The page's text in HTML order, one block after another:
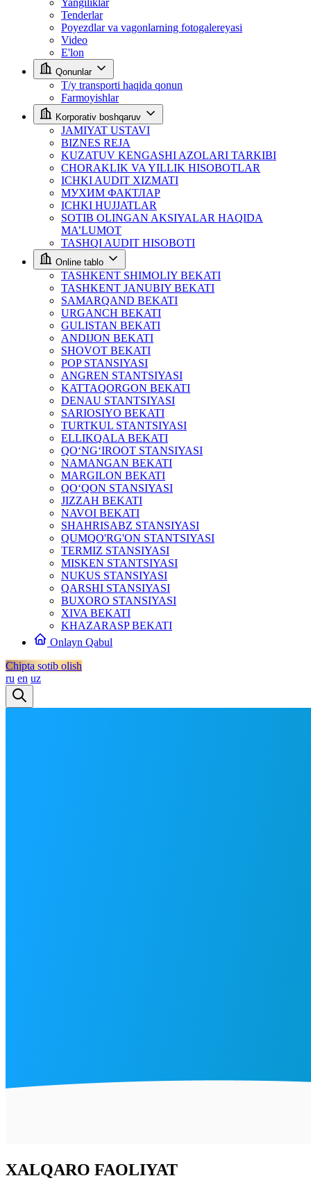
Yangiliklar
Tenderlar
Poyezdlar va vagonlarning fotogalereyasi
Video
E'lon
Qonunlar
T/y transporti haqida qonun
Farmoyishlar
Korporativ boshqaruv
JAMIYAT USTAVI
BIZNES REJA
KUZATUV KENGASHI AZOLARI TARKIBI
CHORAKLIK VA YILLIK HISOBOTLAR
ICHKI AUDIT XIZMATI
МУХИМ ФАКТЛАР
ICHKI HUJJATLAR
SOTIB OLINGAN AKSIYALAR HAQIDA
MA’LUMOT
TASHQI AUDIT HISOBOTI
Online tablo
TASHKENT SHIMOLIY BEKATI
TASHKENT JANUBIY BEKATI
SAMARQAND BEKATI
URGANCH BEKATI
GULISTAN BEKATI
ANDIJON BEKATI
SHOVOT BEKATI
POP STANSIYASI
ANGREN STANTSIYASI
KATTAQORGON BEKATI
DENAU STANTSIYASI
SARIOSIYO BEKATI
TURTKUL STANTSIYASI
ELLIKQALA BEKATI
QO‘NG‘IROOT STANSIYASI
NAMANGAN BEKATI
MARGILON BEKATI
QO‘QON STANSIYASI
JIZZAH BEKATI
NAVOI BEKATI
SHAHRISABZ STANSIYASI
QUMQO'RG'ON STANTSIYASI
TERMIZ STANSIYASI
MISKEN STANTSIYASI
NUKUS STANSIYASI
QARSHI STANSIYASI
BUXORO STANSIYASI
XIVA BEKATI
KHAZARASP BEKATI
Onlayn Qabul
Chipta sotib olish
ru en uz
XALQARO FAOLIYAT